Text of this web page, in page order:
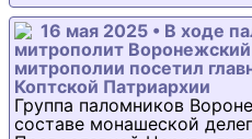
16 мая 2025 • В ходе
митрополит
митрополии посетил
Коптской Патриархии
Группа паломников
составе монашеской